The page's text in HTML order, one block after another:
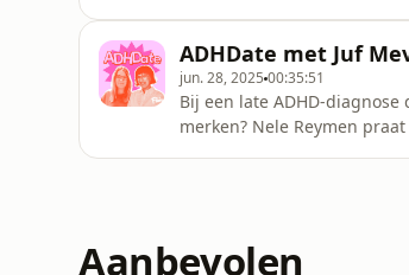
pcm.adswizz.com for
ADHDate met Juf
jun. 28, 2025 00:35:51
Bij een late ADHD-
merken? Nele Reymen
Aanbevolen